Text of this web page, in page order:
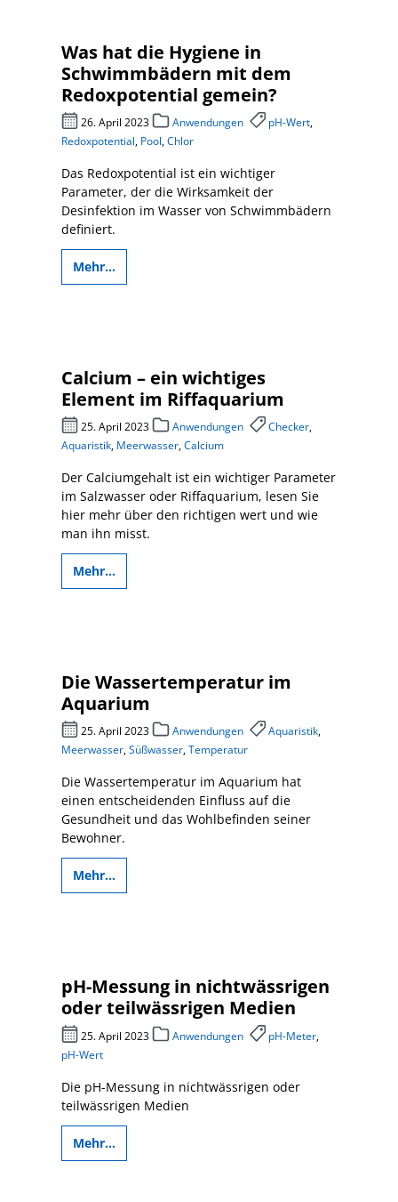
Was hat die Hygiene in
Schwimmbädern mit dem
Redoxpotential gemein?
26. April 2023 Anwendungen pH-Wert,
Redoxpotential, Pool,Chlor
Das Redoxpotential ist ein wichtiger
Parameter, der die Wirksamkeit der
Desinfektion im Wasser von Schwimmbädern
definiert.
Mehr...
Calcium – ein wichtiges
Element im Riffaquarium
25. April 2023 Anwendungen Checker,
Aquaristik, Meerwasser,Calcium
Der Calciumgehalt ist ein wichtiger Parameter
im Salzwasser oder Riffaquarium, lesen Sie
hier mehr über den richtigen wert und wie
man ihn misst.
Mehr...
Die Wassertemperatur im
Aquarium
25. April 2023 Anwendungen Aquaristik,
Meerwasser,Süßwasser,Temperatur
Die Wassertemperatur im Aquarium hat
einen entscheidenden Einfluss auf die
Gesundheit und das Wohlbefinden seiner
Bewohner.
Mehr...
pH-Messung in nichtwässrigen
oder teilwässrigen Medien
25. April 2023 Anwendungen pH-Meter,
pH-Wert
Die pH-Messung in nichtwässrigen oder
teilwässrigen Medien
Mehr...